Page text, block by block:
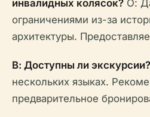
инвалидных колясок? О:
ограничениями из-за
архитектуры.
В: Доступны ли экскурсии?
нескольких языках.
предварительное